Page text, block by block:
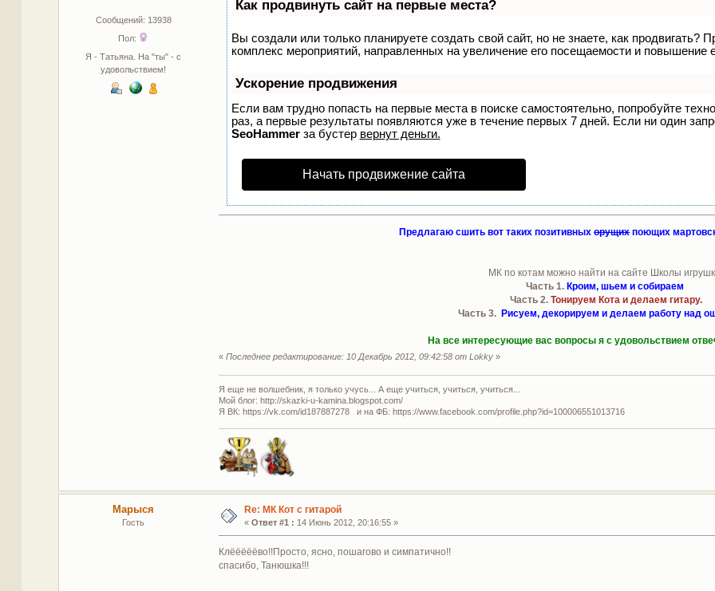
Сообщений: 13938
Пол:
Я - Татьяна. На "ты" - с
удовольствием!
Как продвинуть сайт на первые места?
Вы создали или только планируете создать свой сайт, но не знаете, как
комплекс мероприятий, направленных на увеличение его посещаемости и повышение
Ускорение продвижения
Если вам трудно попасть на первые места в поиске самостоятельно, попробуйте
раз, а первые результаты появляются уже в течение первых 7 дней. Если ни один
SeoHammerза бустер вернут деньги.
Начать продвижение сайта
Предлагаю сшить вот таких позитивныхорущихпоющих
МК по котам можно найти на сайте Школы
Часть 1. Кроим, шьем и собираем
Часть 2. Тонируем Кота и делаем гитару.
Часть 3. Рисуем, декорируем и делаем работу над
На все интересующие вас вопросы я с удовольствием
« Последнее редактирование: 10 Декабрь 2012, 09:42:58 от Lokky»
Я еще не волшебник, я только учусь... А еще учиться, учиться, учиться...
Мой блог: http://skazki-u-kamina.blogspot.com/
Я ВК: https://vk.com/id187887278 и на ФБ: https://www.facebook.com/profile.php?id=100006551013716
Марыся
Гость
Re: МК Кот с гитарой
« Ответ #1 : 14 Июнь 2012, 20:16:55 »
Клёёёёёво!!Просто, ясно, пошагово и симпатично!!
спасибо, Танюшка!!!